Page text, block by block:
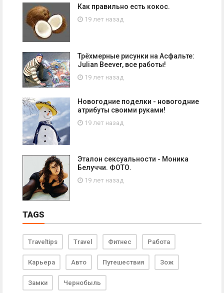
Как правильно есть кокос.
19 лет назад
Трёхмерные рисунки на Асфальте:
Julian Beever, все работы!
19 лет назад
Новогодние поделки - новогодние
атрибуты своими руками!
19 лет назад
Эталон сексуальности - Моника
Белуччи. ФОТО.
19 лет назад
TAGS
Traveltips Travel Фитнес Работа
Карьера Авто Путешествия Зож
Замки Чернобыль